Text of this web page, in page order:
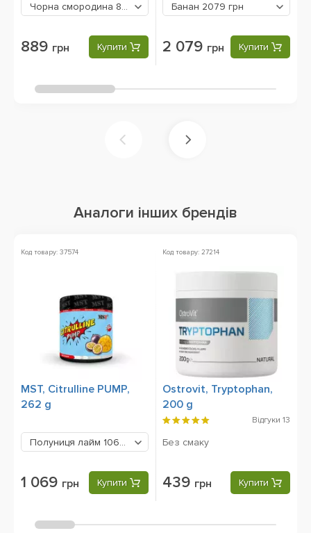
Чорна смородина 889 грн
889 грн Купити
Банан 2079 грн
2 079 грн Купити
Аналоги інших брендів
Код товару: 37574
MST, Citrulline PUMP,
262 g
Полуниця лайм 1069 грн
1 069 грн Купити
Код товару: 27214
Ostrovit, Tryptophan,
200 g
Відгуки 13
Без смаку
439 грн Купити